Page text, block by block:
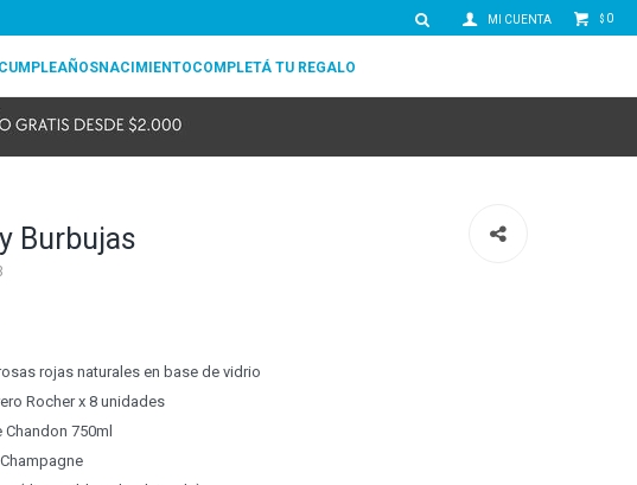
NACIMIENTOCOMPLETÁ TU REGALO
$ 0
Burbujas
rojas naturales en base de vidrio
Rocher x 8 unidades
750ml